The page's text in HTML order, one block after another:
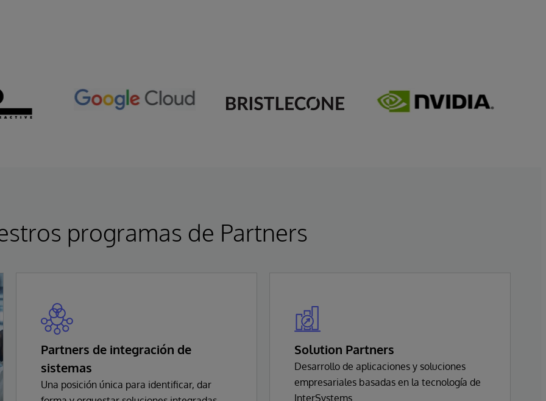
programas de Partners
Partners de integración de
sistemas
Una posición única para identificar, dar
Solution Partners
Desarrollo de aplicaciones y soluciones
empresariales basadas en la tecnología de
InterSystems